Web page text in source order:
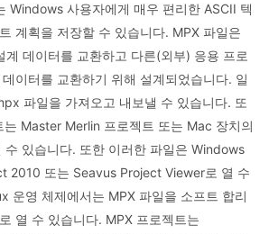
Windows 사용자에게 매우 편리한 ASCII 텍
계획을 저장할 수 있습니다. MPX 파일은
계 데이터를 교환하고 다른(외부) 응용 프로
이터를 교환하기 위해 설계되었습니다. 일
파일을 가져오고 내보낼 수 있습니다. 또
는 Master Merlin 프로젝트 또는 Mac 장치의
있습니다. 또한 이러한 파일은 Windows
2010 또는 Seavus Project Viewer로 열 수
운영 체제에서는 MPX 파일을 소프트 합리
열 수 있습니다. MPX 프로젝트는